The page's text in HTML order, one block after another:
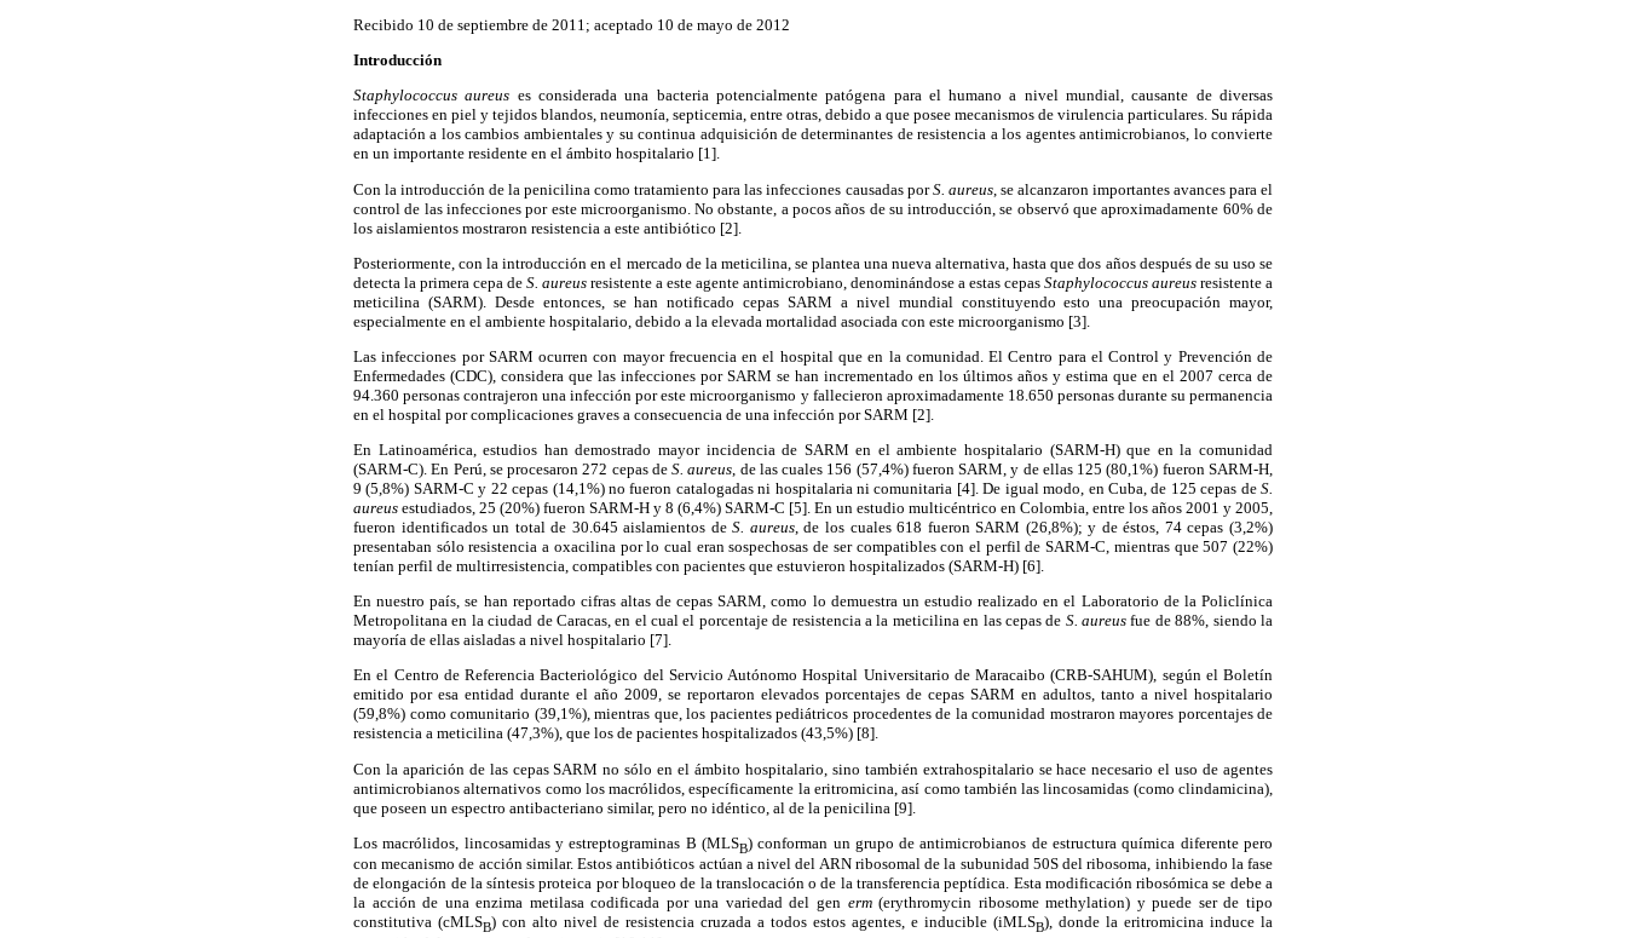
Recibido 10 de septiembre de 2011; aceptado 10 de mayo de 2012
Introducción
Staphylococcus aureus es considerada una bacteria potencialmente patógena para el humano a nivel mundial, causante de diversas
infecciones en piel y tejidos blandos, neumonía, septicemia, entre otras, debido a que posee mecanismos de virulencia particulares. Su rápida
adaptación a los cambios ambientales y su continua adquisición de determinantes de resistencia a los agentes antimicrobianos, lo convierte
en un importante residente en el ámbito hospitalario [1].
Con la introducción de la penicilina como tratamiento para las infecciones causadas porS. aureus, se alcanzaron importantes avances para el
control de las infecciones por este microorganismo. No obstante, a pocos años de su introducción, se observó que aproximadamente 60% de
los aislamientos mostraron resistencia a este antibiótico [2].
Posteriormente, con la introducción en el mercado de la meticilina, se plantea una nueva alternativa, hasta que dos años después de su uso se
detecta la primera cepa de S. aureus resistente a este agente antimicrobiano, denominándose a estas cepas Staphylococcus aureus resistente a
meticilina (SARM). Desde entonces, se han notificado cepas SARM a nivel mundial constituyendo esto una preocupación mayor,
especialmente en el ambiente hospitalario, debido a la elevada mortalidad asociada con este microorganismo [3].
Las infecciones por SARM ocurren con mayor frecuencia en el hospital que en la comunidad. El Centro para el Control y Prevención de
Enfermedades (CDC), considera que las infecciones por SARM se han incrementado en los últimos años y estima que en el 2007 cerca de
94.360 personas contrajeron una infección por este microorganismo y fallecieron aproximadamente 18.650 personas durante su permanencia
en el hospital por complicaciones graves a consecuencia de una infección por SARM [2].
En Latinoamérica, estudios han demostrado mayor incidencia de SARM en el ambiente hospitalario (SARM-H) que en la comunidad
(SARM-C). En Perú, se procesaron 272 cepas deS. aureus, de las cuales 156 (57,4%) fueron SARM, y de ellas 125 (80,1%) fueron SARM-H,
9 (5,8%) SARM-C y 22 cepas (14,1%) no fueron catalogadas ni hospitalaria ni comunitaria [4]. De igual modo, en Cuba, de 125 cepas de S.
aureus estudiados, 25 (20%) fueron SARM-H y 8 (6,4%) SARM-C [5]. En un estudio multicéntrico en Colombia, entre los años 2001 y 2005,
fueron identificados un total de 30.645 aislamientos deS. aureus, de los cuales 618 fueron SARM (26,8%); y de éstos, 74 cepas (3,2%)
presentaban sólo resistencia a oxacilina por lo cual eran sospechosas de ser compatibles con el perfil de SARM-C, mientras que 507 (22%)
tenían perfil de multirresistencia, compatibles con pacientes que estuvieron hospitalizados (SARM-H) [6].
En nuestro país, se han reportado cifras altas de cepas SARM, como lo demuestra un estudio realizado en el Laboratorio de la Policlínica
Metropolitana en la ciudad de Caracas, en el cual el porcentaje de resistencia a la meticilina en las cepas de S. aureus fue de 88%, siendo la
mayoría de ellas aisladas a nivel hospitalario [7].
En el Centro de Referencia Bacteriológico del Servicio Autónomo Hospital Universitario de Maracaibo (CRB-SAHUM), según el Boletín
emitido por esa entidad durante el año 2009, se reportaron elevados porcentajes de cepas SARM en adultos, tanto a nivel hospitalario
(59,8%) como comunitario (39,1%), mientras que, los pacientes pediátricos procedentes de la comunidad mostraron mayores porcentajes de
resistencia a meticilina (47,3%), que los de pacientes hospitalizados (43,5%) [8].
Con la aparición de las cepas SARM no sólo en el ámbito hospitalario, sino también extrahospitalario se hace necesario el uso de agentes
antimicrobianos alternativos como los macrólidos, específicamente la eritromicina, así como también las lincosamidas (como clindamicina),
que poseen un espectro antibacteriano similar, pero no idéntico, al de la penicilina [9].
Los macrólidos, lincosamidas y estreptograminas B (MLSB) conforman un grupo de antimicrobianos de estructura química diferente pero
con mecanismo de acción similar. Estos antibióticos actúan a nivel del ARN ribosomal de la subunidad 50S del ribosoma, inhibiendo la fase
de elongación de la síntesis proteica por bloqueo de la translocación o de la transferencia peptídica. Esta modificación ribosómica se debe a
la acción de una enzima metilasa codificada por una variedad del gen erm(erythromycin ribosome methylation) y puede ser de tipo
constitutiva (cMLSB) con alto nivel de resistencia cruzada a todos estos agentes, e inducible (iMLSB), donde la eritromicina induce la